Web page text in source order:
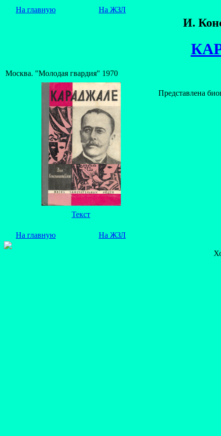
На главную На ЖЗЛ
И.
Москва. "Молодая гвардия" 1970
Представлена
Текст
На главную На ЖЗЛ